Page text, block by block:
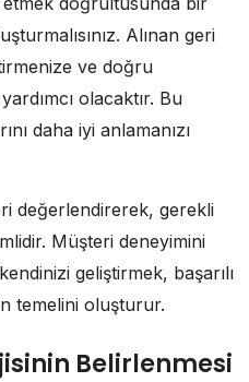
Alınan geri
ve doğru
olacaktır. Bu
daha iyi anlamanızı
değerlendirerek, gerekli
Müşteri deneyimini
geliştirmek, başarılı
temelini oluşturur.
Belirlenmesi